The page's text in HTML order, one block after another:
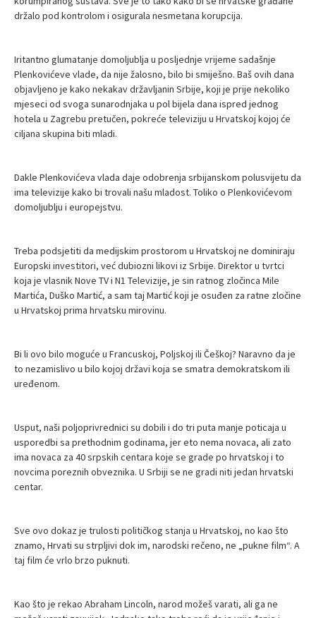
držalo pod kontrolom i osigurala nesmetana korupcija.
Iritantno glumatanje domoljublja u posljednje vrijeme sadašnje
Plenkovićeve vlade, da nije žalosno, bilo bi smiješno. Baš ovih dana
objavljeno je kako nekakav državljanin Srbije, koji je prije nekoliko
mjeseci od svoga sunarodnjaka u pol bijela dana ispred jednog
hotela u Zagrebu pretučen, pokreće televiziju u Hrvatskoj kojoj će
ciljana skupina biti mladi.
Dakle Plenkovićeva vlada daje odobrenja srbijanskom polusvijetu da
ima televizije kako bi trovali našu mladost. Toliko o Plenkovićevom
domoljublju i europejstvu.
Treba podsjetiti da medijskim prostorom u Hrvatskoj ne dominiraju
Europski investitori, već dubiozni likovi iz Srbije. Direktor u tvrtci
koja je vlasnik Nove TV i N1 Televizije, je sin ratnog zločinca Mile
Martića, Duško Martić, a sam taj Martić koji je osuđen za ratne zločine
u Hrvatskoj prima hrvatsku mirovinu.
Bi li ovo bilo moguće u Francuskoj, Poljskoj ili Češkoj? Naravno da je
to nezamislivo u bilo kojoj državi koja se smatra demokratskom ili
uređenom.
Usput, naši poljoprivrednici su dobili i do tri puta manje poticaja u
usporedbi sa prethodnim godinama, jer eto nema novaca, ali zato
ima novaca za 40 srpskih centara koje se grade po hrvatskoj i to
novcima poreznih obveznika. U Srbiji se ne gradi niti jedan hrvatski
centar.
Sve ovo dokaz je trulosti političkog stanja u Hrvatskoj, no kao što
znamo, Hrvati su strpljivi dok im, narodski rečeno, ne „pukne film“. A
taj film će vrlo brzo puknuti.
Kao što je rekao Abraham Lincoln, narod možeš varati, ali ga ne